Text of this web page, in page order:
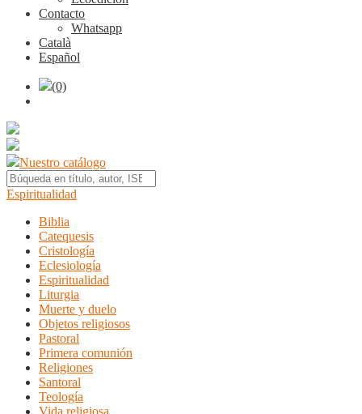
Contacto
Whatsapp
Català
Español
(0)
Nuestro catálogo
Espiritualidad
Biblia
Catequesis
Cristología
Eclesiología
Espiritualidad
Liturgia
Muerte y duelo
Objetos religiosos
Pastoral
Primera comunión
Religiones
Santoral
Teología
Vida religiosa